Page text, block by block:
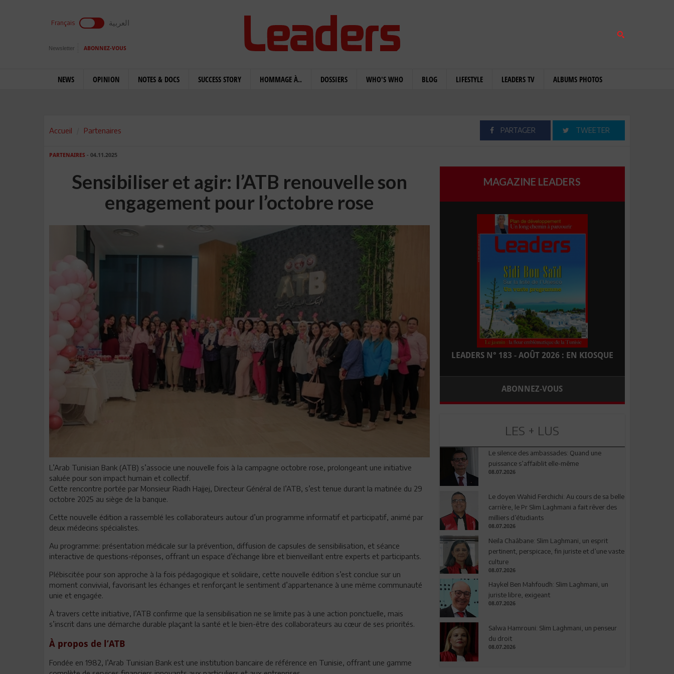
Français العربية
Newsletter ABONNEZ-VOUS
NEWS OPINION NOTES & DOCS SUCCESS STORY HOMMAGE À.. DOSSIERS WHO'S WHO BLOG LIFESTYLE LEADERS TV ALBUMS PHOTOS
Accueil Partenaires PARTAGER TWEETER
PARTENAIRES - 04.11.2025
Sensibiliser et agir: l’ATB renouvelle son
engagement pour l’octobre rose
L’Arab Tunisian Bank (ATB) s’associe une nouvelle fois à la campagne octobre rose, prolongeant une initiative
saluée pour son impact humain et collectif.
Cette rencontre portée par Monsieur Riadh Hajjej, Directeur Général de l’ATB, s’est tenue durant la matinée du 29
octobre 2025 au siège de la banque.
Cette nouvelle édition a rassemblé les collaborateurs autour d’un programme informatif et participatif, animé par
deux médecins spécialistes.
Au programme: présentation médicale sur la prévention, diffusion de capsules de sensibilisation, et séance
interactive de questions-réponses, offrant un espace d’échange libre et bienveillant entre experts et participants.
Plébiscitée pour son approche à la fois pédagogique et solidaire, cette nouvelle édition s’est conclue sur un
moment convivial, favorisant les échanges et renforçant le sentiment d’appartenance à une même communauté
unie et engagée.
À travers cette initiative, l’ATB confirme que la sensibilisation ne se limite pas à une action ponctuelle, mais
s’inscrit dans une démarche durable plaçant la santé et le bien-être des collaborateurs au cœur de ses priorités.
À propos de l’ATB
Fondée en 1982, l’Arab Tunisian Bank est une institution bancaire de référence en Tunisie, offrant une gamme
MAGAZINE LEADERS
LEADERS N° 183 - AOÛT 2026 : EN KIOSQUE
ABONNEZ-VOUS
LES + LUS
Le silence des ambassades: Quand une
puissance s’affaiblit elle-même
08.07.2026
Le doyen Wahid Ferchichi: Au cours de sa belle
carrière, le Pr Slim Laghmani a fait rêver des
milliers d’étudiants
08.07.2026
Neila Chaâbane: Slim Laghmani, un esprit
pertinent, perspicace, fin juriste et d’une vaste
culture
08.07.2026
Haykel Ben Mahfoudh: Slim Laghmani, un
juriste libre, exigeant
08.07.2026
Salwa Hamrouni: Slim Laghmani, un penseur
du droit
08.07.2026